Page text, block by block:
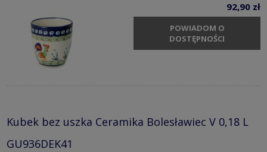
92,90 zł
POWIADOM O
DOSTĘPNOŚCI
Kubek bez uszka Ceramika Bolesławiec V 0,18 L
GU936DEK41